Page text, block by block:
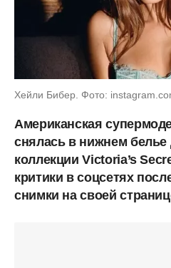
Хейли Бибер. Фото:
Американская
снялась в нижнем
коллекции Victoria’s
критики в соцсетях
снимки на своей